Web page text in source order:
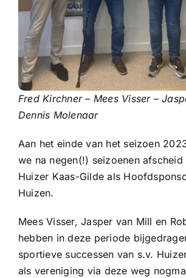
Organisatie
Sponsoren
Commissies
ClubTV
Club van 100
Activiteiten
Business Club Zuyderzee
Fred Kirchner – Mees Visser –
Dennis Molenaar
Aan het einde van het seizoen
we na negen(!) seizoenen afscheid
Huizer Kaas-Gilde als
Huizen.
Mees Visser, Jasper van Mill en
hebben in deze periode
sportieve successen van s.v.
als vereniging via deze weg